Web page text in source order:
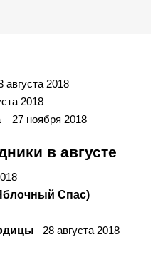
августа 2018
2018
– 27 ноября 2018
в августе
Спас)
28 августа 2018